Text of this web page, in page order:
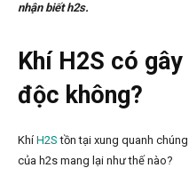
nhận biết h2s.
Khí H2S có
độc không?
Khí H2S tồn tại xung quanh
của h2s mang lại như thế nào?